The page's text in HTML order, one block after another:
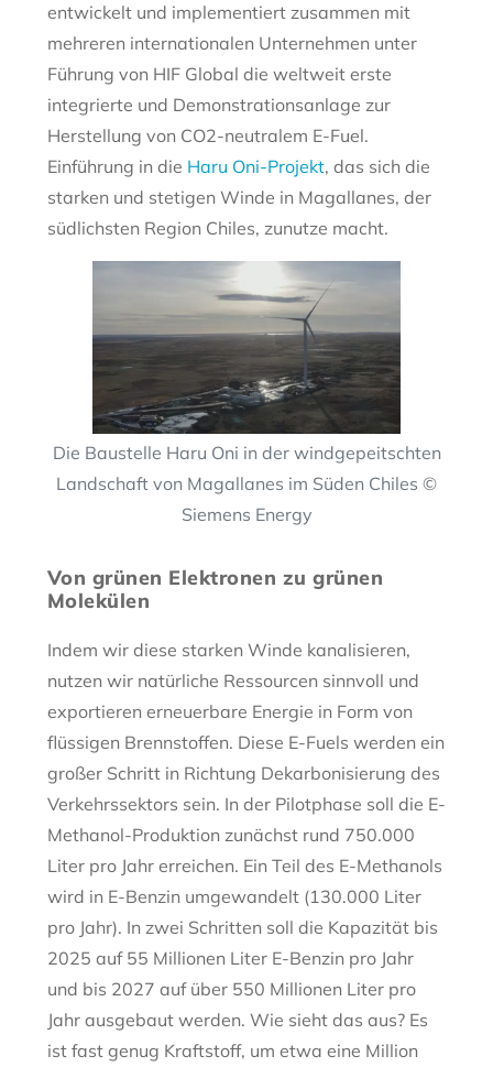
entwickelt und implementiert zusammen mit
mehreren internationalen Unternehmen unter
Führung von HIF Global die weltweit erste
integrierte und Demonstrationsanlage zur
Herstellung von CO2-neutralem E-Fuel.
Einführung in die Haru Oni-Projekt, das sich die
starken und stetigen Winde in Magallanes, der
südlichsten Region Chiles, zunutze macht.
Die Baustelle Haru Oni in der windgepeitschten
Landschaft von Magallanes im Süden Chiles ©
Siemens Energy
Von grünen Elektronen zu grünen
Molekülen
Indem wir diese starken Winde kanalisieren,
nutzen wir natürliche Ressourcen sinnvoll und
exportieren erneuerbare Energie in Form von
flüssigen Brennstoffen. Diese E-Fuels werden ein
großer Schritt in Richtung Dekarbonisierung des
Verkehrssektors sein. In der Pilotphase soll die E-
Methanol-Produktion zunächst rund 750.000
Liter pro Jahr erreichen. Ein Teil des E-Methanols
wird in E-Benzin umgewandelt (130.000 Liter
pro Jahr). In zwei Schritten soll die Kapazität bis
2025 auf 55 Millionen Liter E-Benzin pro Jahr
und bis 2027 auf über 550 Millionen Liter pro
Jahr ausgebaut werden. Wie sieht das aus? Es
ist fast genug Kraftstoff, um etwa eine Million